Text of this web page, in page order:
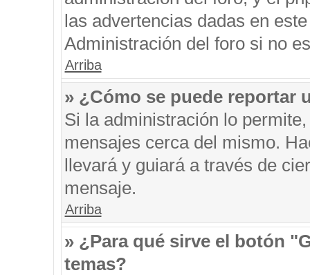
las advertencias dadas en
Administración del foro si no
Arriba
» ¿Cómo se puede reportar
Si la administración lo
mensajes cerca del mismo.
llevará y guiará a través de
mensaje.
Arriba
» ¿Para qué sirve el botón
temas?